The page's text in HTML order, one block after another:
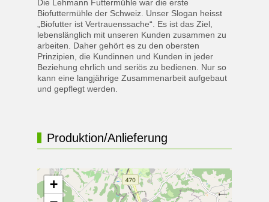
Die Lehmann Futtermühle war die erste
Biofuttermühle der Schweiz. Unser Slogan heisst
„Biofutter ist Vertrauenssache“. Es ist das Ziel,
lebenslänglich mit unseren Kunden zusammen zu
arbeiten. Daher gehört es zu den obersten
Prinzipien, die Kundinnen und Kunden in jeder
Beziehung ehrlich und seriös zu bedienen. Nur so
kann eine langjährige Zusammenarbeit aufgebaut
und gepflegt werden.
Produktion/Anlieferung
+